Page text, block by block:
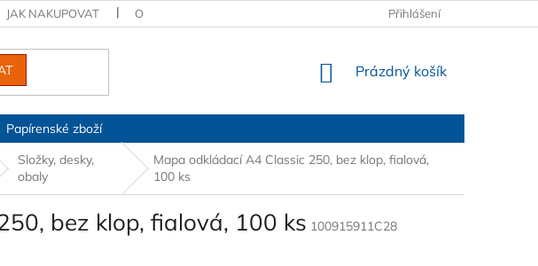
JAK NAKUPOVAT OBCHODNÍ PODMÍNKY PODMÍNKY OCHRANY OSOBNÍCH ÚDAJŮ
Přihlášení
NÁKUPNÍ
Prázdný košík
Papírenské zboží
Složky, desky,
obaly
Mapa odkládací A4 Classic 250, bez klop, fialová,
100 ks
bez klop, fialová, 100 ks 100915911C28